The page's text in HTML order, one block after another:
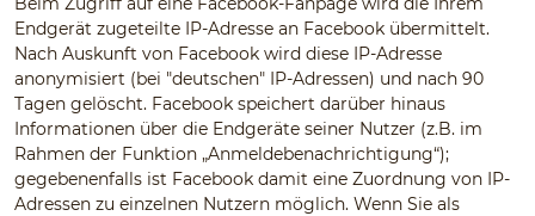
Endgerät zugeteilte IP-Adresse an Facebook übermittelt.
Nach Auskunft von Facebook wird diese IP-Adresse
anonymisiert (bei "deutschen" IP-Adressen) und nach 90
Tagen gelöscht. Facebook speichert darüber hinaus
Informationen über die Endgeräte seiner Nutzer (z.B. im
Rahmen der Funktion „Anmeldebenachrichtigung“);
gegebenenfalls ist Facebook damit eine Zuordnung von IP-
Adressen zu einzelnen Nutzern möglich. Wenn Sie als